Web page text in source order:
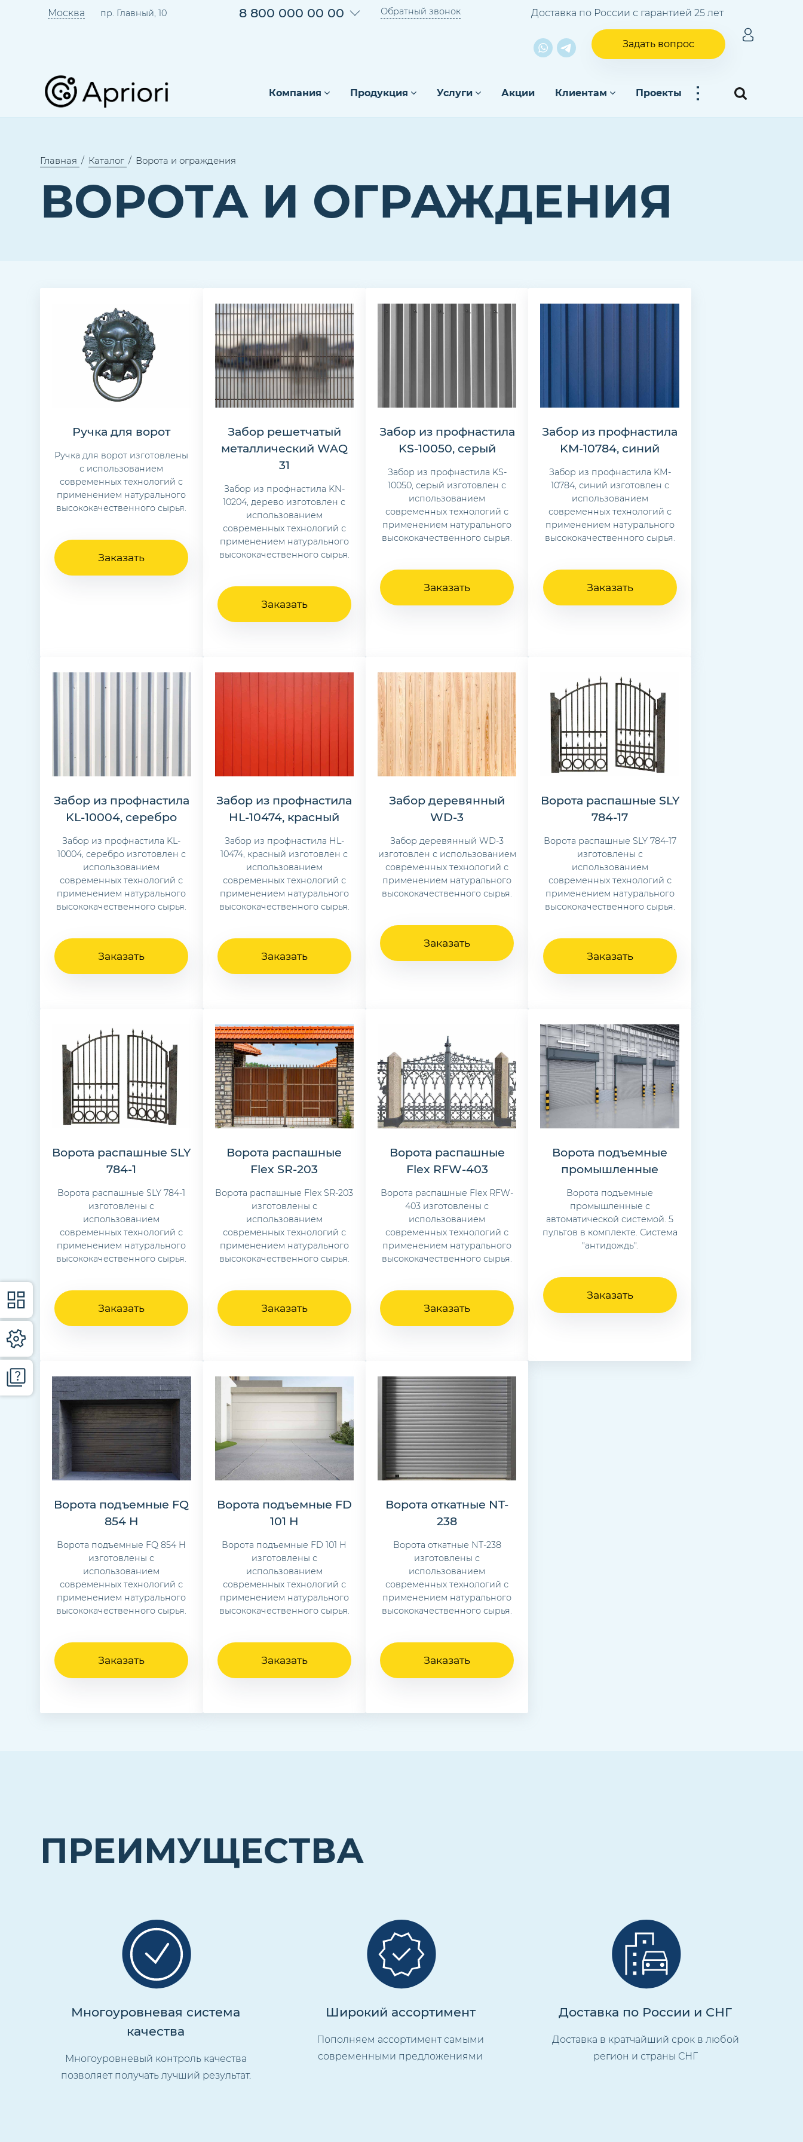
Москва пр. Главный, 10 8 800 000 00 00 Обратный звонок Доставка по России с гарантией 25 лет
Задать вопрос
Компания Продукция Услуги Акции Клиентам Проекты ...
Главная Каталог Ворота и ограждения
ВОРОТА И ОГРАЖДЕНИЯ
Ручка для ворот
Ручка для ворот изготовлены
с использованием
современных технологий с
применением натурального
высококачественного сырья.
Заказать
Забор решетчатый
металлический WAQ
31
Забор из профнастила KN-
10204, дерево изготовлен с
использованием
современных технологий с
применением натурального
высококачественного сырья.
Заказать
Забор из профнастила
KS-10050, серый
Забор из профнастила KS-
10050, серый изготовлен с
использованием
современных технологий с
применением натурального
высококачественного сырья.
Заказать
Забор из профнастила
KM-10784, синий
Забор из профнастила KM-
10784, синий изготовлен с
использованием
современных технологий с
применением натурального
высококачественного сырья.
Заказать
Забор из профнастила
KL-10004, серебро
Забор из профнастила KL-
10004, серебро изготовлен с
использованием
современных технологий с
применением натурального
высококачественного сырья.
Заказать
Забор из профнастила
HL-10474, красный
Забор из профнастила HL-
10474, красный изготовлен с
использованием
современных технологий с
применением натурального
высококачественного сырья.
Заказать
Забор деревянный
WD-3
Забор деревянный WD-3
изготовлен с использованием
современных технологий с
применением натурального
высококачественного сырья.
Заказать
Ворота распашные SLY
784-17
Ворота распашные SLY 784-17
изготовлены с
использованием
современных технологий с
применением натурального
высококачественного сырья.
Заказать
Ворота распашные SLY
784-1
Ворота распашные SLY 784-1
изготовлены с
использованием
современных технологий с
применением натурального
высококачественного сырья.
Заказать
Ворота распашные
Flex SR-203
Ворота распашные Flex SR-203
изготовлены с
использованием
современных технологий с
применением натурального
высококачественного сырья.
Заказать
Ворота распашные
Flex RFW-403
Ворота распашные Flex RFW-
403 изготовлены с
использованием
современных технологий с
применением натурального
высококачественного сырья.
Заказать
Ворота подъемные
промышленные
Ворота подъемные
промышленные с
автоматической системой. 5
пультов в комплекте. Система
"антидождь".
Заказать
Ворота подъемные FQ
854 H
Ворота подъемные FQ 854 H
изготовлены с
использованием
современных технологий с
применением натурального
высококачественного сырья.
Заказать
Ворота подъемные FD
101 H
Ворота подъемные FD 101 H
изготовлены с
использованием
современных технологий с
применением натурального
высококачественного сырья.
Заказать
Ворота откатные NT-
238
Ворота откатные NT-238
изготовлены с
использованием
современных технологий с
применением натурального
высококачественного сырья.
Заказать
ПРЕИМУЩЕСТВА
Многоуровневая система
качества
Многоуровневый контроль качества
позволяет получать лучший результат.
Широкий ассортимент
Пополняем ассортимент самыми
современными предложениями
Доставка по России и СНГ
Доставка в кратчайший срок в любой
регион и страны СНГ